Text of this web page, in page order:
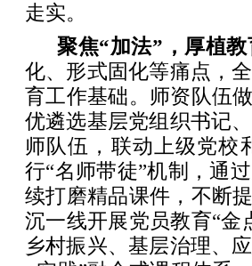
走实。
聚焦“加法”，厚植教
化、形式固化等痛点，
育工作基础。师资队伍
优遴选基层党组织书记
师队伍，联动上级党校
行“名师带徒”机制，通
续打磨精品课件，不断
沉一线开展党员教育“金
乡村振兴、基层治理、